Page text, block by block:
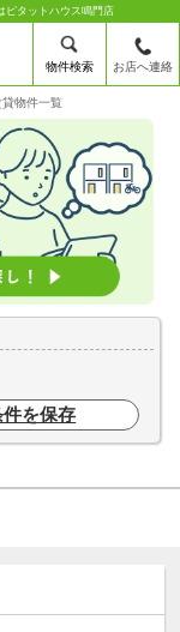
ピタットハウス鳴門店
物件検索 お店へ連絡
物件一覧
件を保存